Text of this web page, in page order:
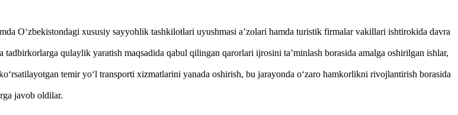
Oʻzbekistondagi xususiy sayyohlik tashkilotlari uyushmasi a’zolari hamda turistik firmalar vakillari ishtirokida davra
qulaylik yaratish maqsadida qabul qilingan qarorlari ijrosini ta’minlash borasida amalga oshirilgan ishlar,
temir yoʻl transporti xizmatlarini yanada oshirish, bu jarayonda oʻzaro hamkorlikni rivojlantirish borasida
javob oldilar.